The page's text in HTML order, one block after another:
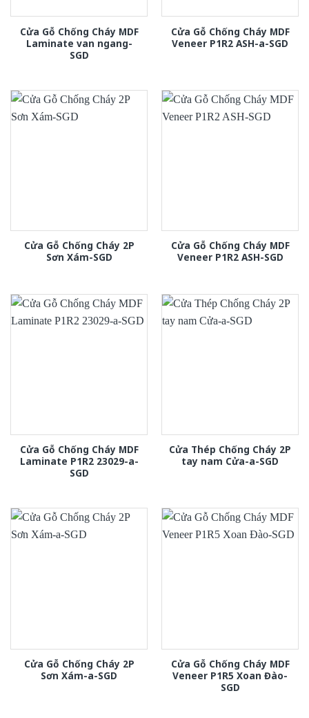
Cửa Gỗ Chống Cháy MDF
Laminate van ngang-
SGD
Cửa Gỗ Chống Cháy MDF
Veneer P1R2 ASH-a-SGD
Cửa Gỗ Chống Cháy 2P
Sơn Xám-SGD
Cửa Gỗ Chống Cháy MDF
Veneer P1R2 ASH-SGD
Cửa Gỗ Chống Cháy MDF
Laminate P1R2 23029-a-
SGD
Cửa Thép Chống Cháy 2P
tay nam Cửa-a-SGD
Cửa Gỗ Chống Cháy 2P
Sơn Xám-a-SGD
Cửa Gỗ Chống Cháy MDF
Veneer P1R5 Xoan Đào-
SGD